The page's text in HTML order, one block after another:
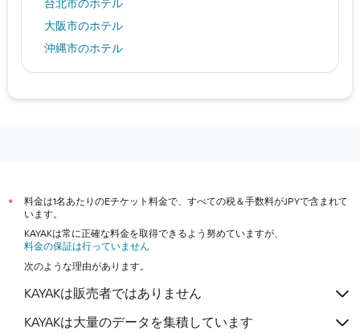
大阪市のホテル
沖縄市のホテル
八王子市のホテル
成田市のホテル
京都市のホテル
札幌市のホテル
横浜市のホテル
箱根町のホテル
浦安市のホテル
*
料金は1名あたりのEチケット料金で、すべての税＆手数料がJPYで含まれて
います。
KAYAKは常に正確な料金を取得できるよう努めていますが、
料金の保証は行っていません
次のような理由があります。
KAYAKは販売者ではありません
KAYAKは大量のデータを集積しています